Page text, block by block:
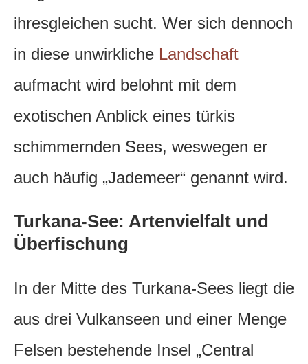
ihresgleichen sucht. Wer sich dennoch
in diese unwirkliche Landschaft
aufmacht wird belohnt mit dem
exotischen Anblick eines türkis
schimmernden Sees, weswegen er
auch häufig „Jademeer“ genannt wird.
Turkana-See: Artenvielfalt und
Überfischung
In der Mitte des Turkana-Sees liegt die
aus drei Vulkanseen und einer Menge
Felsen bestehende Insel „Central